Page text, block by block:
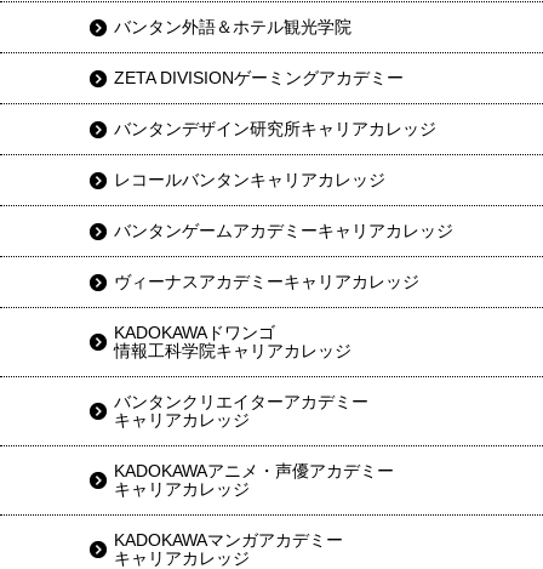
バンタン外語＆ホテル観光学院
ZETA DIVISIONゲーミングアカデミー
バンタンデザイン研究所キャリアカレッジ
レコールバンタンキャリアカレッジ
バンタンゲームアカデミーキャリアカレッジ
ヴィーナスアカデミーキャリアカレッジ
KADOKAWAドワンゴ
情報工科学院キャリアカレッジ
バンタンクリエイターアカデミー
キャリアカレッジ
KADOKAWAアニメ・声優アカデミー
キャリアカレッジ
KADOKAWAマンガアカデミー
キャリアカレッジ